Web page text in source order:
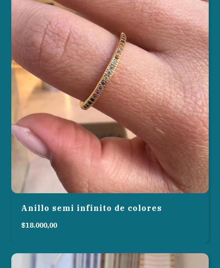
Anillo semi infinito de colores
$18.000,00